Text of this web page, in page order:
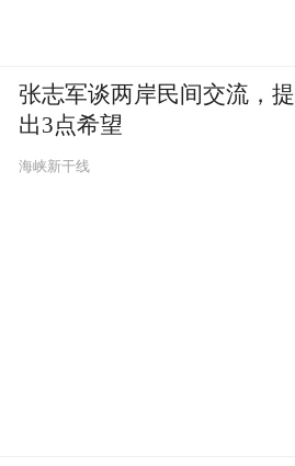
张志军谈两岸民间交流，提
出3点希望
海峡新干线